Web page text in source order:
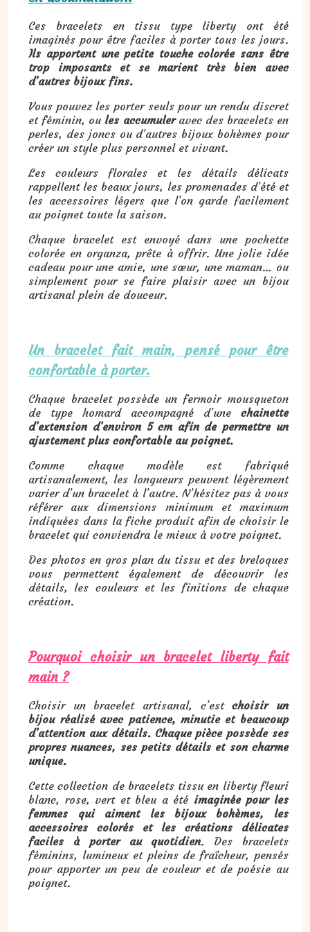
Ces bracelets en tissu type liberty ont été
imaginés pour être faciles à porter tous les jours.
Ils apportent une petite touche colorée sans être
trop imposants et se marient très bien avec
d’autres bijoux fins.
Vous pouvez les porter seuls pour un rendu discret
et féminin, ou les accumuleravec des bracelets en
perles, des joncs ou d’autres bijoux bohèmes pour
créer un style plus personnel et vivant.
Les couleurs florales et les détails délicats
rappellent les beaux jours, les promenades d’été et
les accessoires légers que l’on garde facilement
au poignet toute la saison.
Chaque bracelet est envoyé dans une pochette
colorée en organza, prête à offrir. Une jolie idée
cadeau pour une amie, une sœur, une maman… ou
simplement pour se faire plaisir avec un bijou
artisanal plein de douceur.
Un bracelet fait main, pensé pour être
confortable à porter.
Chaque bracelet possède un fermoir mousqueton
de type homard accompagné d’une chainette
d’extension d’environ 5 cm afin de permettre un
ajustement plus confortable au poignet.
Comme chaque modèle est fabriqué
artisanalement, les longueurs peuvent légèrement
varier d’un bracelet à l’autre. N’hésitez pas à vous
référer aux dimensions minimum et maximum
indiquées dans la fiche produit afin de choisir le
bracelet qui conviendra le mieux à votre poignet.
Des photos en gros plan du tissu et des breloques
vous permettent également de découvrir les
détails, les couleurs et les finitions de chaque
création.
Pourquoi choisir un bracelet liberty fait
main ?
Choisir un bracelet artisanal, c’estchoisir un
bijou réalisé avec patience, minutie et beaucoup
d’attention aux détails. Chaque pièce possède ses
propres nuances, ses petits détails et son charme
unique.
Cette collection de bracelets tissu en liberty fleuri
blanc, rose, vert et bleu a été imaginée pour les
femmes qui aiment les bijoux bohèmes, les
accessoires colorés et les créations délicates
faciles à porter au quotidien. Des bracelets
féminins, lumineux et pleins de fraîcheur, pensés
pour apporter un peu de couleur et de poésie au
poignet.